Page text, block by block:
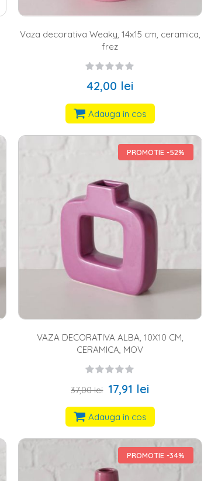
Vaza decorativa Weaky, 14x15 cm, ceramica,
frez
42,00 lei
Adauga in cos
PROMOTIE -52%
VAZA DECORATIVA ALBA, 10X10 CM,
CERAMICA, MOV
37,00 lei 17,91 lei
Adauga in cos
PROMOTIE -34%